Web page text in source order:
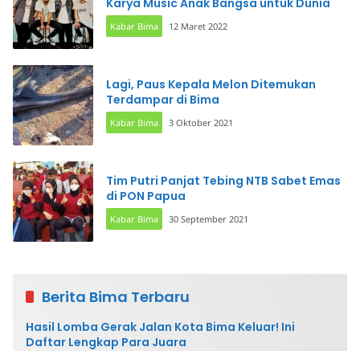
Kabar Bima 12 Maret 2022
Lagi, Paus Kepala Melon Ditemukan
Terdampar di Bima
Kabar Bima 3 Oktober 2021
Tim Putri Panjat Tebing NTB Sabet Emas
di PON Papua
Kabar Bima 30 September 2021
Berita Bima Terbaru
Hasil Lomba Gerak Jalan Kota Bima Keluar! Ini
Daftar Lengkap Para Juara